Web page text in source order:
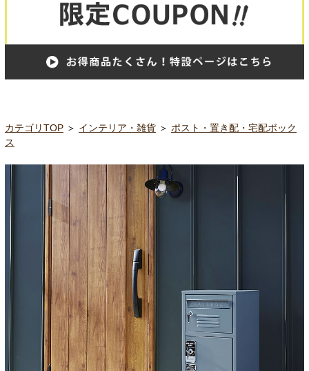
カテゴリTOP ＞ インテリア・雑貨 ＞ ポスト・置き配・宅配ボック
ス